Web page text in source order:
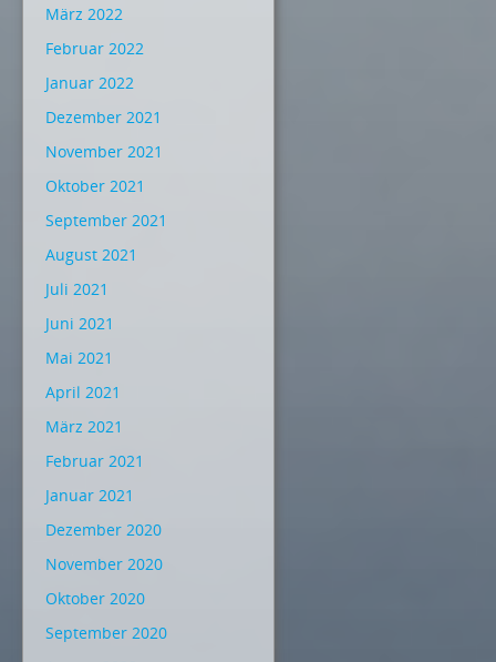
März 2022
Februar 2022
Januar 2022
Dezember 2021
November 2021
Oktober 2021
September 2021
August 2021
Juli 2021
Juni 2021
Mai 2021
April 2021
März 2021
Februar 2021
Januar 2021
Dezember 2020
November 2020
Oktober 2020
September 2020